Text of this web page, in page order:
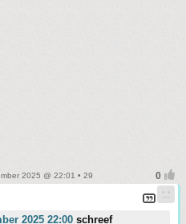
2025 @ 22:01 • 29
2025 22:00 schreef